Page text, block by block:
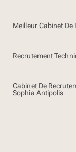
Meilleur Cabinet De
Recrutement
Cabinet De
Sophia Antipolis